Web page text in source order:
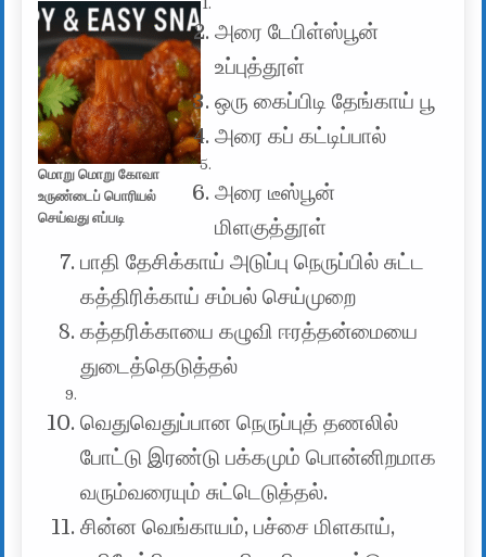
மொறு மொறு கோவா
உருண்டைப் பொரியல்
செய்வது எப்படி
அரை டேபிள்ஸ்பூன்
உப்புத்தூள்
ஒரு கைப்பிடி தேங்காய் பூ
அரை கப் கட்டிப்பால்
அரை டீஸ்பூன்
மிளகுத்தூள்
பாதி தேசிக்காய் அடுப்பு நெருப்பில் சுட்ட
கத்திரிக்காய் சம்பல் செய்முறை
கத்தரிக்காயை கழுவி ஈரத்தன்மையை
துடைத்தெடுத்தல்
வெதுவெதுப்பான நெருப்புத் தணலில்
போட்டு இரண்டு பக்கமும் பொன்னிறமாக
வரும்வரையும் சுட்டெடுத்தல்.
சின்ன வெங்காயம், பச்சை மிளகாய்,